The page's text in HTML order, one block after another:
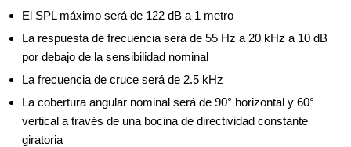
El SPL máximo será de 122 dB a 1 metro
La respuesta de frecuencia será de 55 Hz a 20 kHz a 10 dB
por debajo de la sensibilidad nominal
La frecuencia de cruce será de 2.5 kHz
La cobertura angular nominal será de 90° horizontal y 60°
vertical a través de una bocina de directividad constante
giratoria